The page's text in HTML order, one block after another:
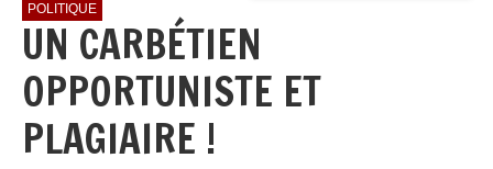
POLITIQUE
UN CARBÉTIEN
OPPORTUNISTE ET
PLAGIAIRE !